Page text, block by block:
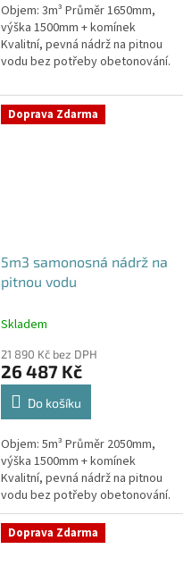
hvězdiček.
Objem: 3m³ Průměr 1650mm,
výška 1500mm + komínek
Kvalitní, pevná nádrž na pitnou
vodu bez potřeby obetonování.
prostupů pro potrubí a hadice
specifikujte...
Doprava Zdarma
5m3 samonosná nádrž na
pitnou vodu
Skladem
21 890 Kč bez DPH
26 487 Kč
Do košíku
Objem: 5m³ Průměr 2050mm,
výška 1500mm + komínek
Kvalitní, pevná nádrž na pitnou
vodu bez potřeby obetonování.
Průměr a umístění všech
prostupů pro potrubí a hadice
specifikujte...
Doprava Zdarma